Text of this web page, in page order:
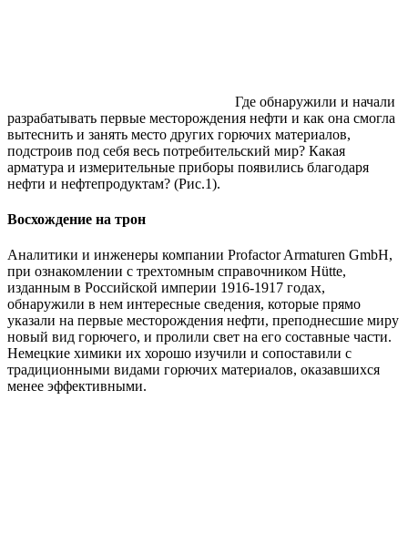
Где обнаружили и начали
разрабатывать первые месторождения нефти и как она смогла
вытеснить и занять место других горючих материалов,
подстроив под себя весь потребительский мир? Какая
арматура и измерительные приборы появились благодаря
нефти и нефтепродуктам? (Рис.1).
Восхождение на трон
Аналитики и инженеры компании Profactor Armaturen GmbH,
при ознакомлении с трехтомным справочником Hütte,
изданным в Российской империи 1916-1917 годах,
обнаружили в нем интересные сведения, которые прямо
указали на первые месторождения нефти, преподнесшие миру
новый вид горючего, и пролили свет на его составные части.
Немецкие химики их хорошо изучили и сопоставили с
традиционными видами горючих материалов, оказавшихся
менее эффективными.